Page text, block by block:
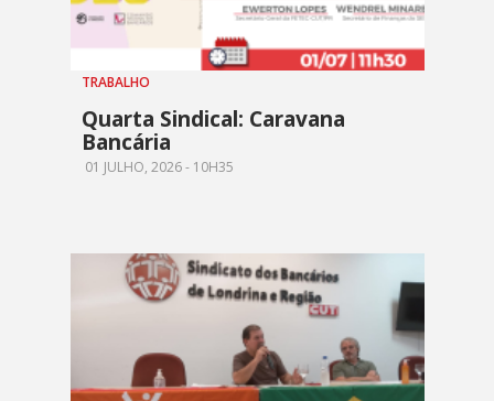
TRABALHO
Quarta Sindical: Caravana
Bancária
01 JULHO, 2026 - 10H35